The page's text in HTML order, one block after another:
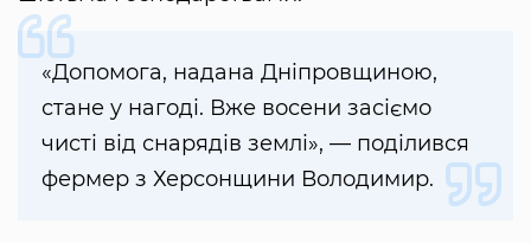
«Допомога, надана Дніпровщиною,
стане у нагоді. Вже восени засіємо
чисті від снарядів землі», — поділився
фермер з Херсонщини Володимир.